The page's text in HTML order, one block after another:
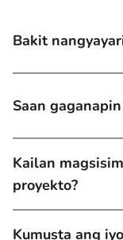
Bakit
Saan
Kailan
proyekto?
Kumusta ang